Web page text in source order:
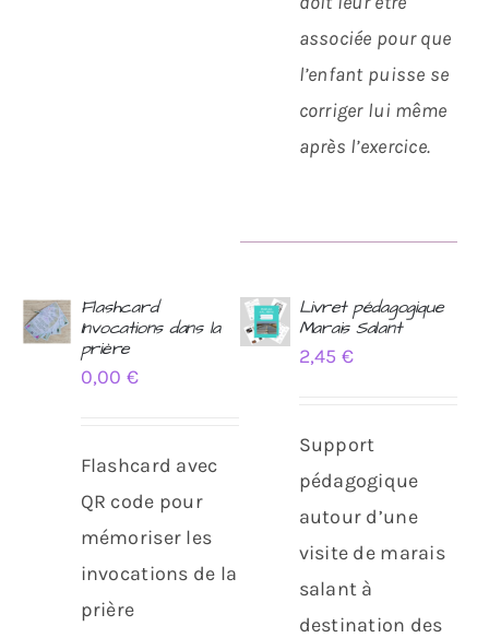
associée pour que
l’enfant puisse se
corriger lui même
après l’exercice.
AJOUTER
PANIER
Flashcard
Invocations dans la
prière
0,00€
Flashcard avec
QR code pour
mémoriser les
invocations de la
prière
AJOUTER
Livret pédagogique
Marais Salant
2,45 €
Support
pédagogique
autour d’une
visite de marais
salant à
destination des